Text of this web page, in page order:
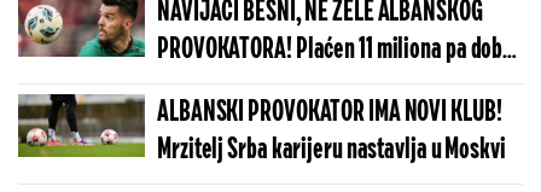
NAVIJAČI BESNI, NE ŽELE ALBANSKOG
PROVOKATORA! Plaćen 11 miliona pa dobio
brutalnu poruku
ALBANSKI PROVOKATOR IMA NOVI KLUB!
Mrzitelj Srba karijeru nastavlja u Moskvi